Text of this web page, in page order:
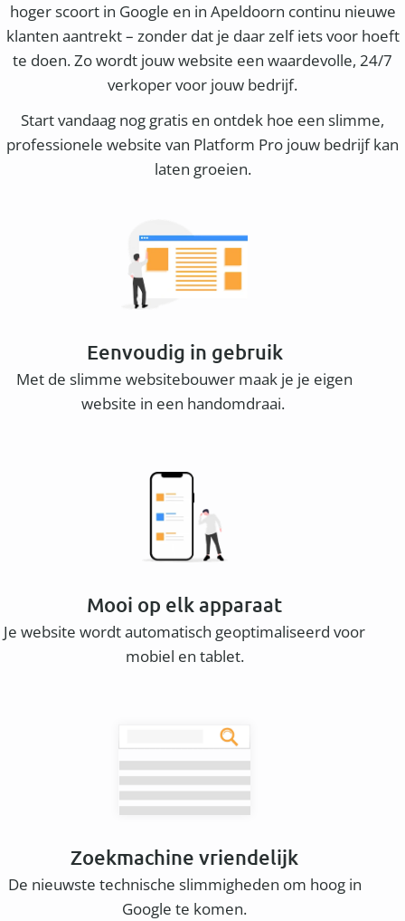
hoger scoort in Google en in Apeldoorn continu nieuwe
klanten aantrekt – zonder dat je daar zelf iets voor hoeft
te doen. Zo wordt jouw website een waardevolle, 24/7
verkoper voor jouw bedrijf.
Start vandaag nog gratis en ontdek hoe een slimme,
professionele website van Platform Pro jouw bedrijf kan
laten groeien.
Eenvoudig in gebruik
Met de slimme websitebouwer maak je je eigen
website in een handomdraai.
Mooi op elk apparaat
Je website wordt automatisch geoptimaliseerd voor
mobiel en tablet.
Zoekmachine vriendelijk
De nieuwste technische slimmigheden om hoog in
Google te komen.